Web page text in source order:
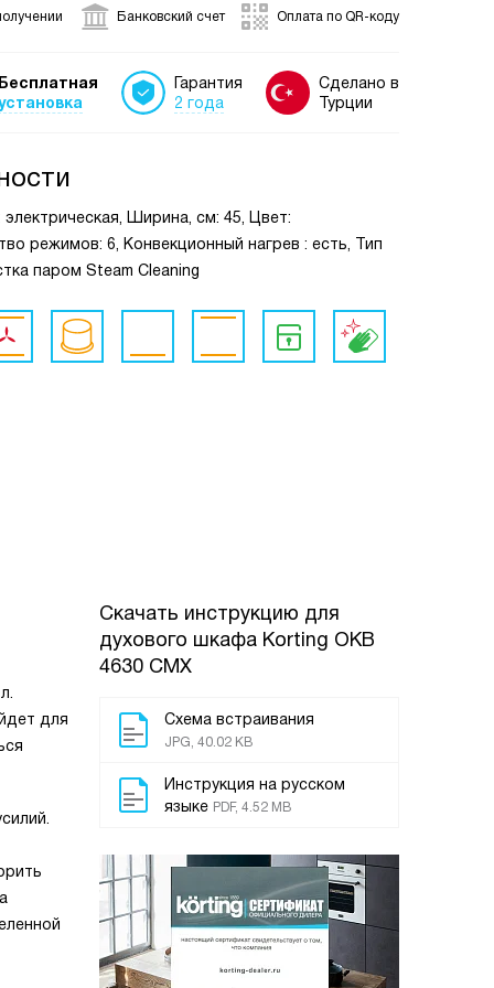
Банковский счет Оплата по QR-коду
Гарантия
2 года
Сделано в
Турции
Ширина, см: 45, Цвет:
режимов: 6, Конвекционный нагрев : есть, Тип
паром Steam Cleaning
Скачать инструкцию для
духового шкафа Korting OKB
4630 CMX
Схема встраивания
JPG, 40.02 KB
Инструкция на русском
языке PDF, 4.52 MB
для